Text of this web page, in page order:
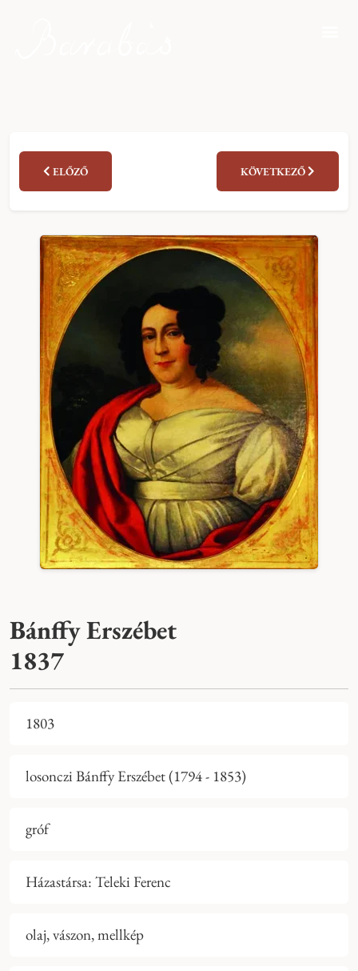
ELŐZŐ KÖVETKEZŐ
Bánffy Erszébet
1837
1803
losonczi Bánffy Erszébet (1794 - 1853)
gróf
Házastársa: Teleki Ferenc
olaj, vászon, mellkép